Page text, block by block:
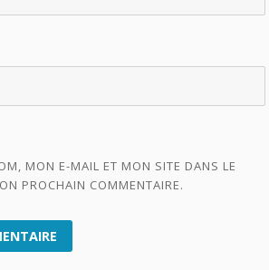
MON E-MAIL ET MON SITE DANS LE
PROCHAIN COMMENTAIRE.